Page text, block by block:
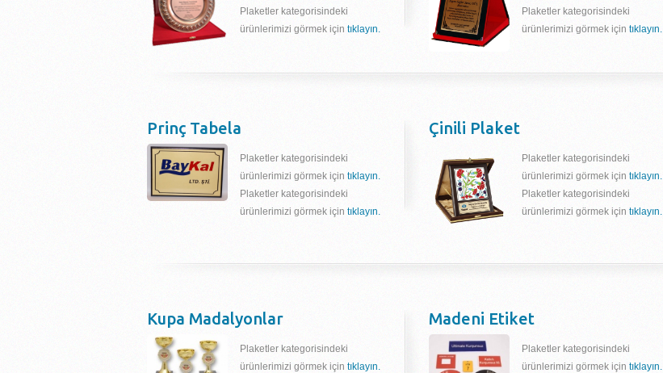
Plaketler kategorisindeki
ürünlerimizi görmek için tıklayın.
Plaketler kategorisindeki
ürünlerimizi görmek için tıklayın.
Prinç Tabela
Plaketler kategorisindeki
ürünlerimizi görmek için tıklayın.
Plaketler kategorisindeki
ürünlerimizi görmek için tıklayın.
Çinili Plaket
Plaketler kategorisindeki
ürünlerimizi görmek için tıklayın.
Plaketler kategorisindeki
ürünlerimizi görmek için tıklayın.
Kupa Madalyonlar
Plaketler kategorisindeki
ürünlerimizi görmek için tıklayın.
Madeni Etiket
Plaketler kategorisindeki
ürünlerimizi görmek için tıklayın.